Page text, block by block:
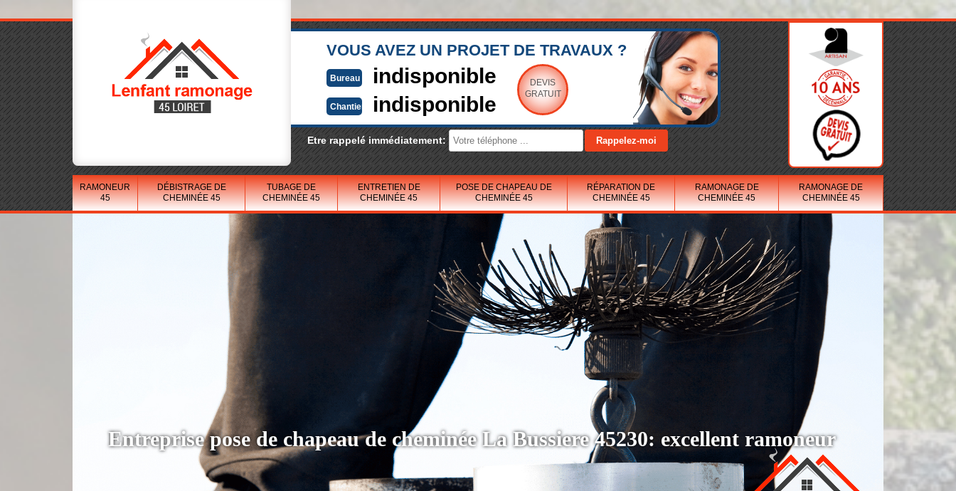
VOUS AVEZ UN PROJET DE TRAVAUX ?
Bureau indisponible
Chantier indisponible
DEVIS
GRATUIT
Etre rappelé immédiatement:
RAMONEUR
45
DÉBISTRAGE DE
CHEMINÉE 45
TUBAGE DE
CHEMINÉE 45
ENTRETIEN DE
CHEMINÉE 45
POSE DE CHAPEAU DE
CHEMINÉE 45
RÉPARATION DE
CHEMINÉE 45
RAMONAGE DE
CHEMINÉE 45
RAMONAGE DE
CHEMINÉE 45
Entreprise pose de chapeau de cheminée La Bussiere 45230: excellent ramoneur